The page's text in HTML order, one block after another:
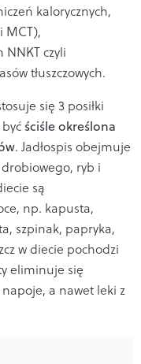
kalorycznych,
MCT),
czyli
tłuszczowych.
się 3 posiłki
ściśle określona
. Jadłospis obejmuje
ryb i
są
np. kapusta,
szpinak, papryka,
w diecie pochodzi
eliminuje się
napoje, a nawet leki z